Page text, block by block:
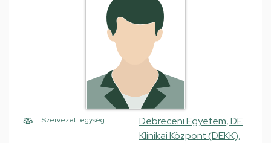
Szervezeti egység
Debreceni Egyetem, DE
Klinikai Központ (DEKK),